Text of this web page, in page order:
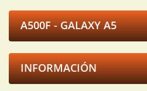
A500F - GALAXY A5
INFORMACIÓN